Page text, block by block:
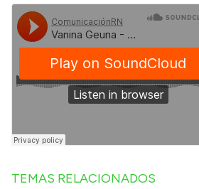
TEMAS RELACIONADOS